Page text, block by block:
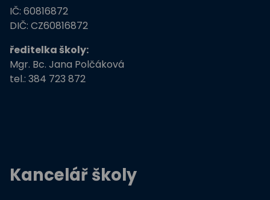
IČ: 60816872
DIČ: CZ60816872
ředitelka školy:
Mgr. Bc. Jana Polčáková
tel.: 384 723 872
Kancelář školy